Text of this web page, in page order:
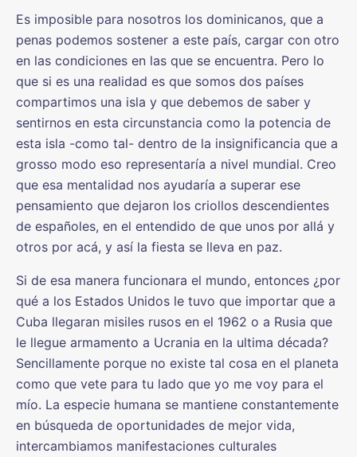
Es imposible para nosotros los dominicanos, que a
penas podemos sostener a este país, cargar con otro
en las condiciones en las que se encuentra. Pero lo
que si es una realidad es que somos dos países
compartimos una isla y que debemos de saber y
sentirnos en esta circunstancia como la potencia de
esta isla -como tal- dentro de la insignificancia que a
grosso modo eso representaría a nivel mundial. Creo
que esa mentalidad nos ayudaría a superar ese
pensamiento que dejaron los criollos descendientes
de españoles, en el entendido de que unos por allá y
otros por acá, y así la fiesta se lleva en paz.
Si de esa manera funcionara el mundo, entonces ¿por
qué a los Estados Unidos le tuvo que importar que a
Cuba llegaran misiles rusos en el 1962 o a Rusia que
le llegue armamento a Ucrania en la ultima década?
Sencillamente porque no existe tal cosa en el planeta
como que vete para tu lado que yo me voy para el
mío. La especie humana se mantiene constantemente
en búsqueda de oportunidades de mejor vida,
intercambiamos manifestaciones culturales